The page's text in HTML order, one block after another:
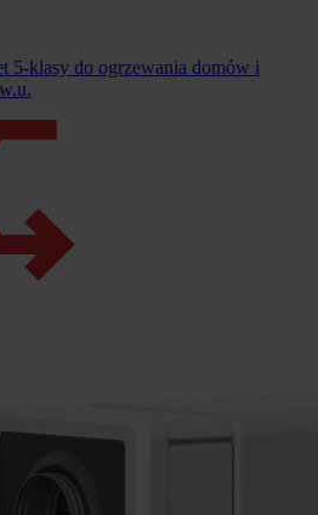
5-klasy do ogrzewania domów i